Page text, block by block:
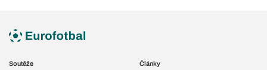
Soutěže
Články